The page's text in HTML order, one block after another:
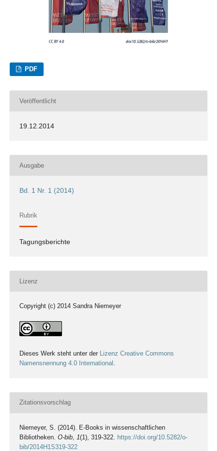
PDF
Veröffentlicht
19.12.2014
Ausgabe
Bd. 1 Nr. 1 (2014)
Rubrik
Tagungsberichte
Lizenz
Copyright (c) 2014 Sandra Niemeyer
Dieses Werk steht unter der Lizenz Creative Commons
Namensnennung 4.0 International
Zitationsvorschlag
Niemeyer, S. (2014). E-Books in wissenschaftlichen
Bibliotheken. O-bib, 1(1), 319-322. https://doi.org/10.5282/o-
bib/2014H1S319-322